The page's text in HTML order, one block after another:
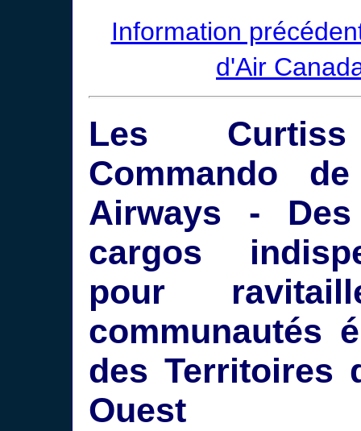
Information
d'Air
Les
Commando
Airways -
cargos
pour
communautés
des Territoires
Ouest